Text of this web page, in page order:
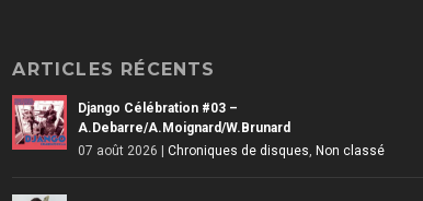
ARTICLES RÉCENTS
Django Célébration #03 –
A.Debarre/A.Moignard/W.Brunard
07 août 2026 |Chroniques de disques ,Non classé